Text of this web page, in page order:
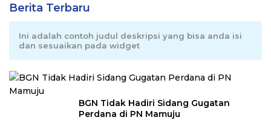
Berita Terbaru
Ini adalah contoh judul deskripsi yang bisa anda isi
dan sesuaikan pada widget
BGN Tidak Hadiri Sidang Gugatan
Perdana di PN Mamuju